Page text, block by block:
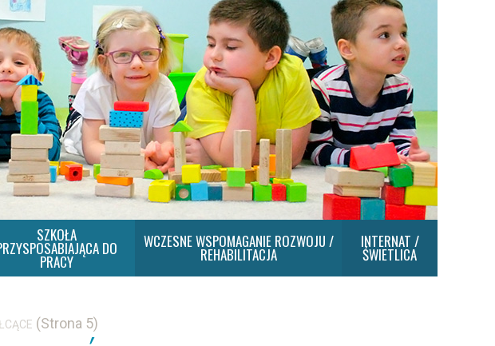
SZKOŁA
DO
PRACY
WCZESNE WSPOMAGANIE ROZWOJU /
REHABILITACJA
INTERNAT /
ŚWIETLICA
(Strona 5)